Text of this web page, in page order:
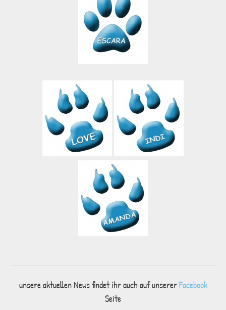
unsere aktuellen News findet ihr auch auf unsererFacebook
Seite